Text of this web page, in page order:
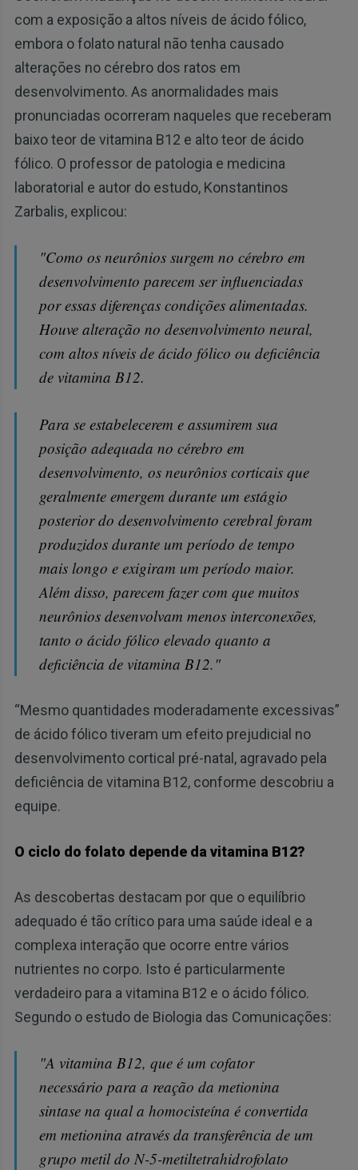
com a exposição a altos níveis de ácido fólico,
embora o folato natural não tenha causado
alterações no cérebro dos ratos em
desenvolvimento. As anormalidades mais
pronunciadas ocorreram naqueles que receberam
baixo teor de vitamina B12 e alto teor de ácido
fólico. O professor de patologia e medicina
laboratorial e autor do estudo, Konstantinos
Zarbalis, explicou:
"Como os neurônios surgem no cérebro em
desenvolvimento parecem ser influenciadas
por essas diferenças condições alimentadas.
Houve alteração no desenvolvimento neural,
com altos níveis de ácido fólico ou deficiência
de vitamina B12.
Para se estabelecerem e assumirem sua
posição adequada no cérebro em
desenvolvimento, os neurônios corticais que
geralmente emergem durante um estágio
posterior do desenvolvimento cerebral foram
produzidos durante um período de tempo
mais longo e exigiram um período maior.
Além disso, parecem fazer com que muitos
neurônios desenvolvam menos interconexões,
tanto o ácido fólico elevado quanto a
deficiência de vitamina B12."
“Mesmo quantidades moderadamente excessivas”
de ácido fólico tiveram um efeito prejudicial no
desenvolvimento cortical pré-natal, agravado pela
deficiência de vitamina B12, conforme descobriu a
equipe.
O ciclo do folato depende da vitamina B12?
As descobertas destacam por que o equilíbrio
adequado é tão crítico para uma saúde ideal e a
complexa interação que ocorre entre vários
nutrientes no corpo. Isto é particularmente
verdadeiro para a vitamina B12 e o ácido fólico.
Segundo o estudo de Biologia das Comunicações:
"A vitamina B12, que é um cofator
necessário para a reação da metionina
sintase na qual a homocisteína é convertida
em metionina através da transferência de um
grupo metil do N-5-metiltetrahidrofolato